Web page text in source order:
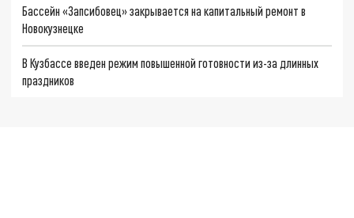
Бассейн «Запсибовец» закрывается на капитальный ремонт в
Новокузнецке
В Кузбассе введен режим повышенной готовности из-за длинных
праздников